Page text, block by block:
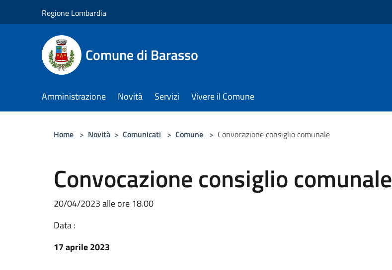
Regione Lombardia
Comune di Barasso
Amministrazione Novità Servizi Vivere il Comune
Home > Novità > Comunicati > Comune > Convocazione consiglio comunale
Convocazione consiglio comunale
20/04/2023 alle ore 18.00
Data :
17 aprile 2023